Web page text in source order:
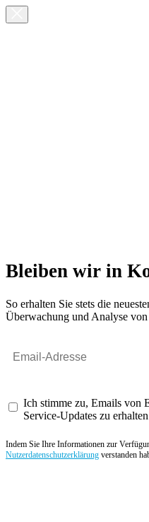
Bleiben wir in
So erhalten Sie stets die
Überwachung und Analyse
Ich stimme zu, Emails von
Service-Updates zu
Indem Sie Ihre Informationen zur
Nutzerdatenschutzerklärung verstanden